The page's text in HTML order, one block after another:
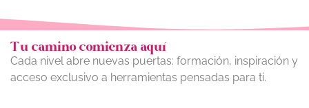
Tu camino comienza aquí
Cada nivel abre nuevas puertas: formación, inspiración y
acceso exclusivo a herramientas pensadas para ti.